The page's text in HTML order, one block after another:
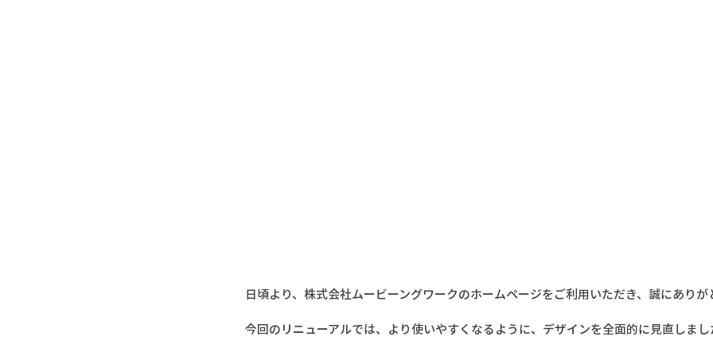
日頃より、株式会社ムービーングワークのホームページをご利用いただき、誠にありが
今回のリニューアルでは、より使いやすくなるように、デザインを全面的に見直しまし